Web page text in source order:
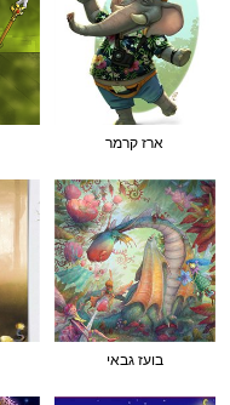
ארז קרמר
בועז גבאי